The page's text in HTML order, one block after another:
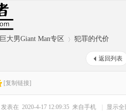
巨大男Giant Man专区 犯罪的代价
返回列表
[复制链接]
发表在 2020-4-17 12:09:35 来自手机 显示